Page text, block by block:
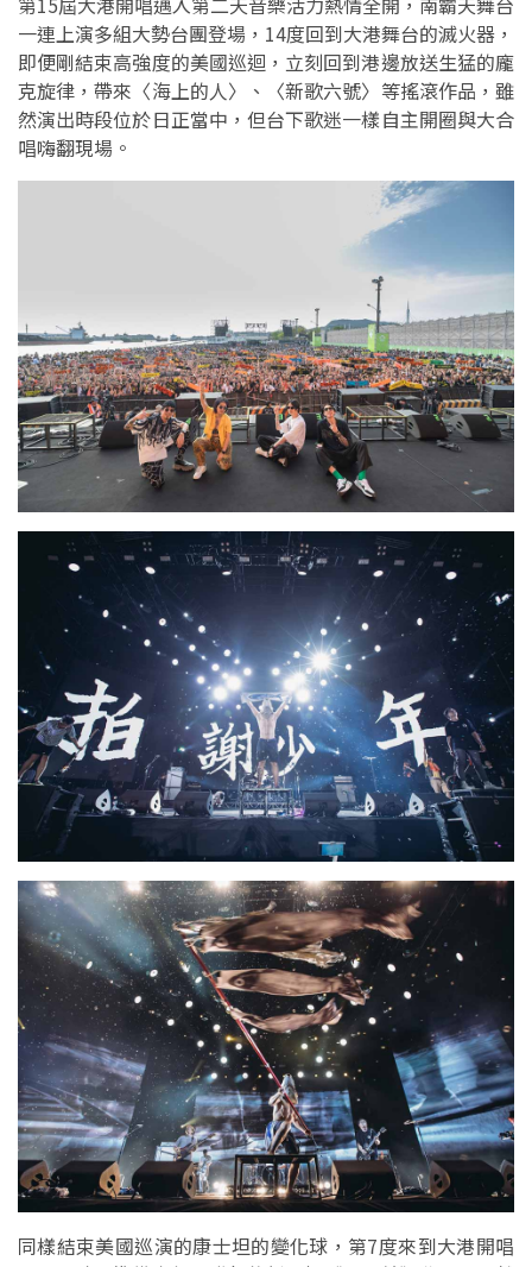
一連上演多組大勢台團登場，14度回到大港舞台的滅火器，
即便剛結束高強度的美國巡迴，立刻回到港邊放送生猛的龐
克旋律，帶來〈海上的人〉、〈新歌六號〉等搖滾作品，雖
然演出時段位於日正當中，但台下歌迷一樣自主開圈與大合
唱嗨翻現場。
同樣結束美國巡演的康士坦的變化球，第7度來到大港開唱